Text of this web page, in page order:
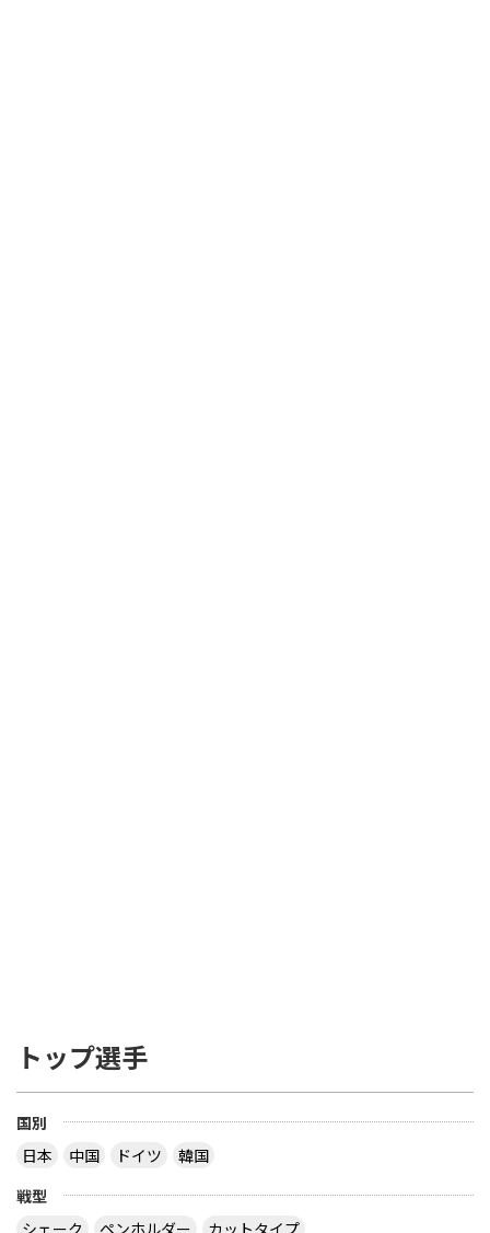
トップ選手
国別
日本
中国 ドイツ
韓国
戦型
シェーク
ペンホルダー カットタイプ